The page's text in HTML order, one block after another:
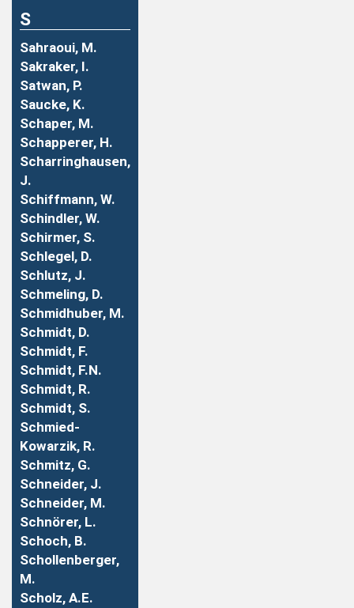
S
Sahraoui, M.
Sakraker, I.
Satwan, P.
Saucke, K.
Schaper, M.
Schapperer, H.
Scharringhausen,
J.
Schiffmann, W.
Schindler, W.
Schirmer, S.
Schlegel, D.
Schlutz, J.
Schmeling, D.
Schmidhuber, M.
Schmidt, D.
Schmidt, F.
Schmidt, F.N.
Schmidt, R.
Schmidt, S.
Schmied-
Kowarzik, R.
Schmitz, G.
Schneider, J.
Schneider, M.
Schnörer, L.
Schoch, B.
Schollenberger,
M.
Scholz, A.E.